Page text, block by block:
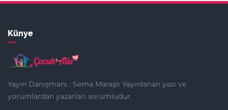
Künye
Yayın Danışmanı : Sema Maraşlı Yayınlanan yazı ve
yorumlardan yazarları sorumludur.